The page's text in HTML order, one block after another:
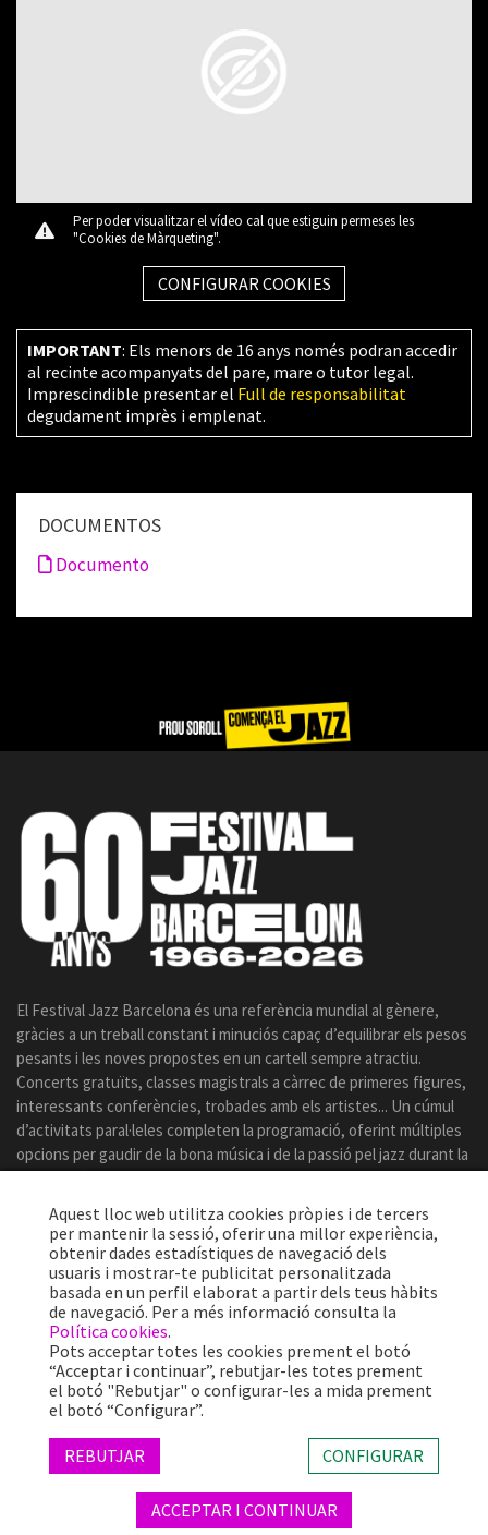
Per poder visualitzar el vídeo cal que estiguin permeses les
"Cookies de Màrqueting".
CONFIGURAR COOKIES
IMPORTANT: Els menors de 16 anys només podran accedir
al recinte acompanyats del pare, mare o tutor legal.
Imprescindible presentar el Full de responsabilitat
degudament imprès i emplenat.
DOCUMENTOS
Documento
El Festival Jazz Barcelona és una referència mundial al gènere,
gràcies a un treball constant i minuciós capaç d’equilibrar els pesos
pesants i les noves propostes en un cartell sempre atractiu.
Concerts gratuïts, classes magistrals a càrrec de primeres figures,
interessants conferències, trobades amb els artistes... Un cúmul
d’activitats paral·leles completen la programació, oferint múltiples
opcions per gaudir de la bona música i de la passió pel jazz durant la
celebració del certamen.
Més de 25 anys oferint la millor música en directe des de Barcelona.
Concerts, festivals i esdeveniments de gran convocatòria.
© 2026 TheProject Music Company, S.L. |Avís legal|
Aquest lloc web utilitza cookies pròpies i de tercers
per mantenir la sessió, oferir una millor experiència,
obtenir dades estadístiques de navegació dels
usuaris i mostrar-te publicitat personalitzada
basada en un perfil elaborat a partir dels teus hàbits
de navegació. Per a més informació consulta la
Política cookies.
Pots acceptar totes les cookies prement el botó
“Acceptar i continuar”, rebutjar-les totes prement
el botó "Rebutjar" o configurar-les a mida prement
el botó “Configurar”.
REBUTJAR CONFIGURAR
ACCEPTAR I CONTINUAR